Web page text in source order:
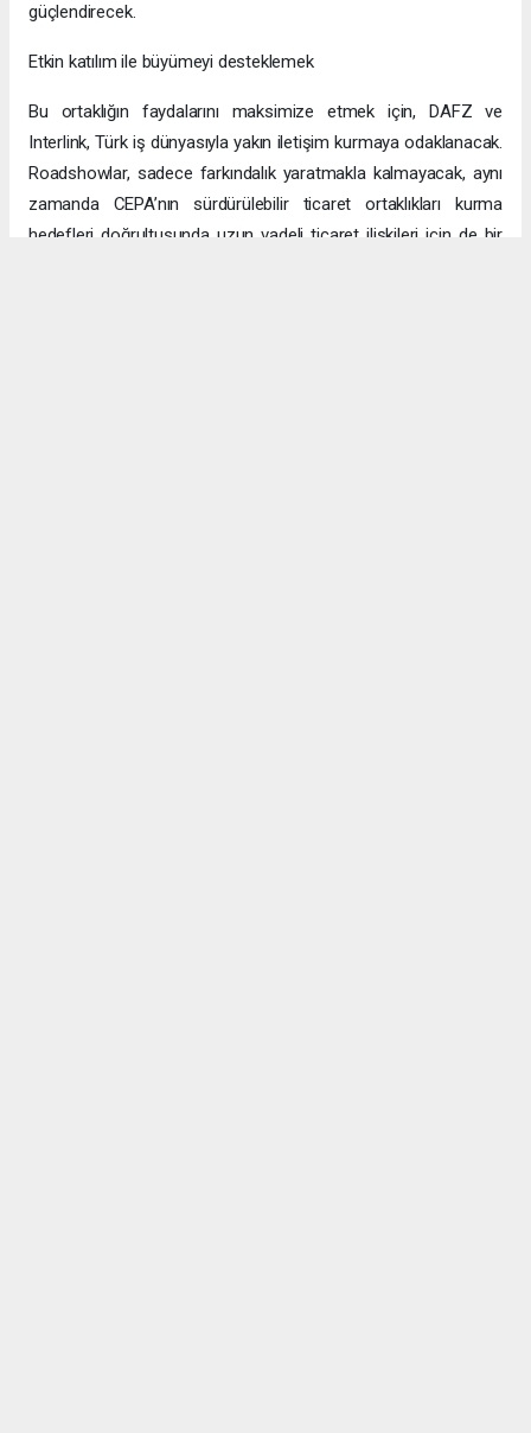
güçlendirecek.
Etkin katılım ile büyümeyi desteklemek
Bu ortaklığın faydalarını maksimize etmek için, DAFZ ve
Interlink, Türk iş dünyasıyla yakın iletişim kurmaya odaklanacak.
Roadshowlar, sadece farkındalık yaratmakla kalmayacak, aynı
zamanda CEPA’nın sürdürülebilir ticaret ortaklıkları kurma
hedefleri doğrultusunda uzun vadeli ticaret ilişkileri için de bir